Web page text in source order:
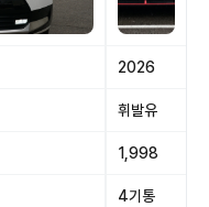
2026
휘발유
1,998
4기통